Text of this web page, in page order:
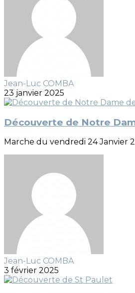
Jean-Luc COMBA
23 janvier 2025
Découverte de Notre
Marche du vendredi 24 Janvier
Jean-Luc COMBA
3 février 2025